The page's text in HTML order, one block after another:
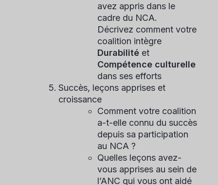
avez appris dans le
cadre du NCA.
Décrivez comment votre
coalition intègre
Durabilité et
Compétence culturelle
dans ses efforts
Succès, leçons apprises et
croissance
Comment votre coalition
a-t-elle connu du succès
depuis sa participation
au NCA ?
Quelles leçons avez-
vous apprises au sein de
l’ANC qui vous ont aidé